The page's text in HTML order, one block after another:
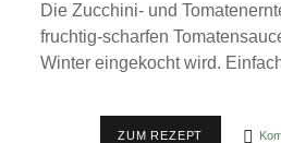
Die Zucchini- und
fruchtig-scharfen
Winter eingekocht wird.
ZUM REZEPT [SCHARFE]